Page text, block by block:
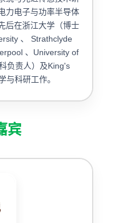
力电子与功率半导体
后在浙江大学（博士
、 Strathclyde
、University of
负责人）及King's
与科研工作。
宾